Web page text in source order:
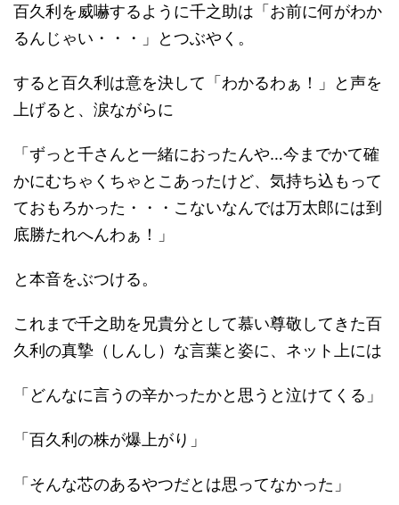
百久利を威嚇するように千之助は「お前に何がわか
るんじゃい・・・」とつぶやく。
すると百久利は意を決して「わかるわぁ！」と声を
上げると、涙ながらに
「ずっと千さんと一緒におったんや…今までかて確
かにむちゃくちゃとこあったけど、気持ち込もって
ておもろかった・・・こないなんでは万太郎には到
底勝たれへんわぁ！」
と本音をぶつける。
これまで千之助を兄貴分として慕い尊敬してきた百
久利の真摯（しんし）な言葉と姿に、ネット上には
「どんなに言うの辛かったかと思うと泣けてくる」
「百久利の株が爆上がり」
「そんな芯のあるやつだとは思ってなかった」